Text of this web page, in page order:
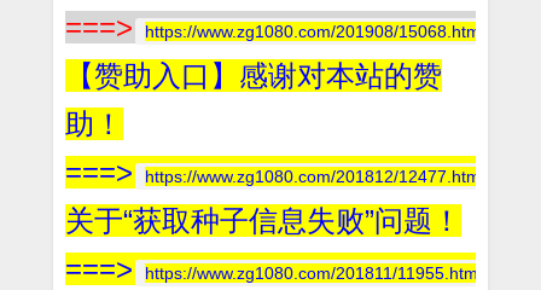
===>
https://www.zg1080.com/201908/15068.html
【赞助入口】感谢对本站的赞
助！
===>
https://www.zg1080.com/201812/12477.html
关于“获取种子信息失败”问题！
===>
https://www.zg1080.com/201811/11955.html